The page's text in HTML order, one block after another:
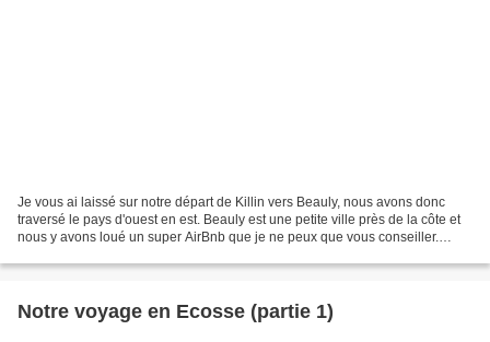
Je vous ai laissé sur notre départ de Killin vers Beauly, nous avons donc
traversé le pays d'ouest en est. Beauly est une petite ville près de la côte et
nous y avons loué un super AirBnb que je ne peux que vous conseiller.
Notre voyage en Ecosse (partie 1)